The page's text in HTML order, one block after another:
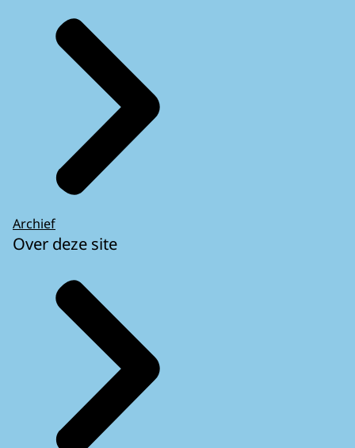
Archief
Over deze site